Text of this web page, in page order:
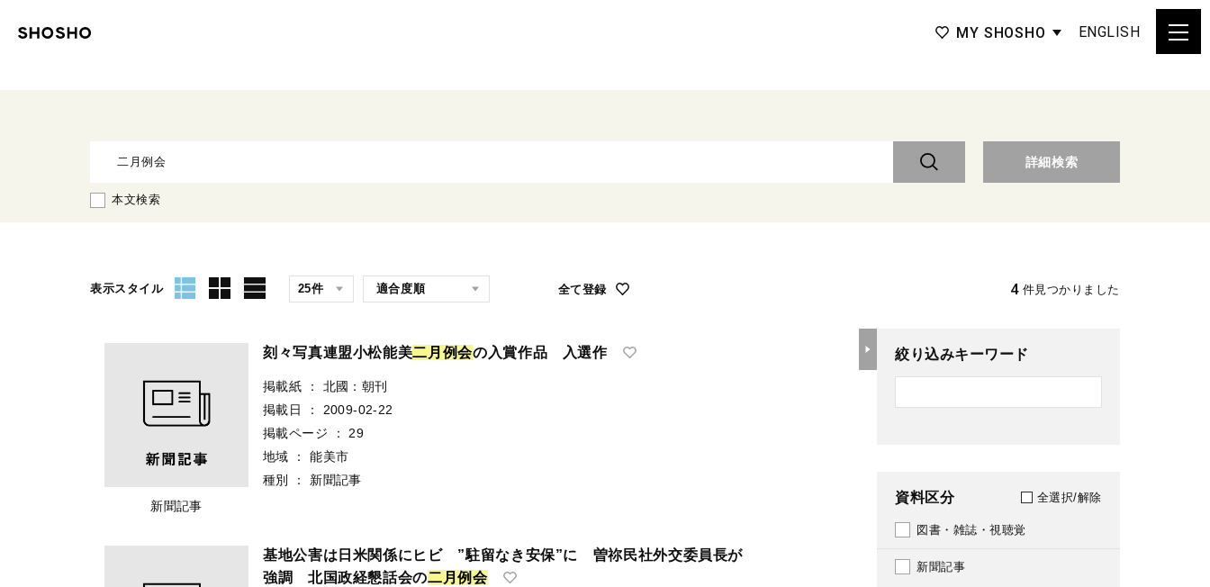
MY SHOSHO ENGLISH
詳細検索
本文検索
表示スタイル 全て登録 4 件見つかりました
新聞記事
刻々写真連盟小松能美二 月 例会の入賞作品 入選作
掲載紙 ：
北國：朝刊
掲載日
：
2009-02-22
掲載ページ
：
29
地域
：
能美市
種別
： 新聞記事
基地公害は日米関係にヒビ ”駐留なき安保”に 曽祢民社外交委員長が
強調 北国政経懇話会の二 月例 会
絞り込みキーワード
資料区分 全選択/解除
図書・雑誌・視聴覚
新聞記事